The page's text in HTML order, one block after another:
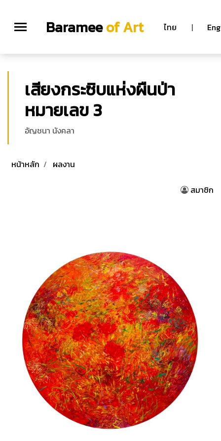
Barameeof Art ไทย | Eng
เสียงกระซิบแห่งผืนป่า
หมายเลข 3
อัญชนา นังคลา
หน้าหลัก ผลงาน
สมาชิก